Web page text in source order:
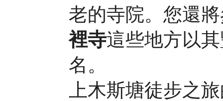
老的寺院。您還
裡寺這些地方以
名。
上木斯塘徒步之